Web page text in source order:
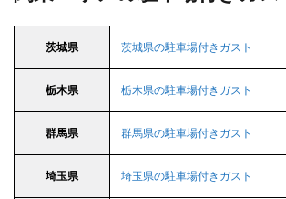
茨城県 茨城県の駐車場付きガスト
栃木県 栃木県の駐車場付きガスト
群馬県 群馬県の駐車場付きガスト
埼玉県 埼玉県の駐車場付きガスト